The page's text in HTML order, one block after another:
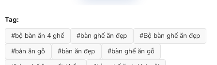
đại.
1. Thiết kế độc đáo – 2 ghế riêng + 1 ghế bench
Thay vì bộ 4 ghế truyền thống, sản phẩm này gồm:
Tag:
#bộ bàn ăn 4 ghế
#bàn ghế ăn đẹp
#Bộ bàn ghế ăn đẹp
#bàn ăn gỗ
#bàn ăn đẹp
#bàn ghế ăn gỗ